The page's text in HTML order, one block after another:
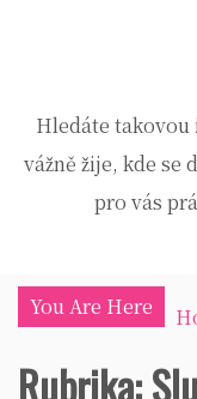
Hledáte
vážně žije, kde se
pro vás
You Are Here
Rubrika: